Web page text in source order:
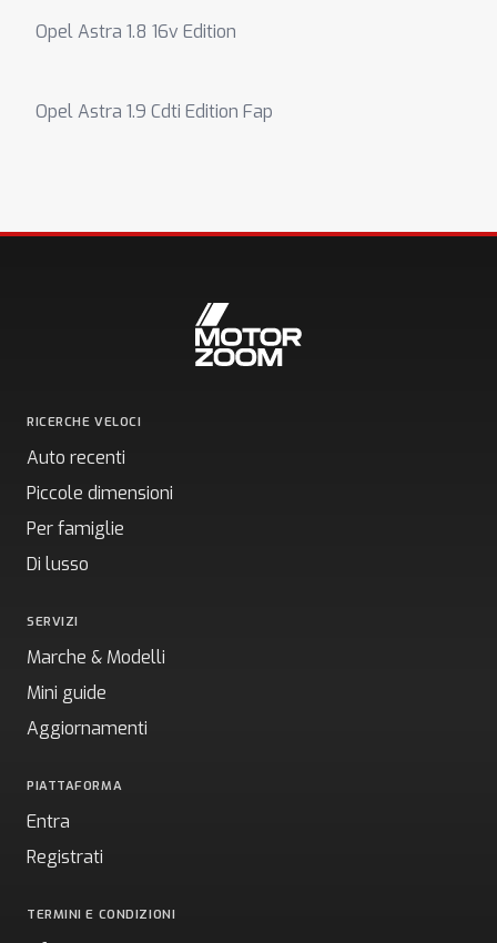
Opel Astra 1.8 16v Edition
Opel Astra 1.9 Cdti Edition Fap
RICERCHE VELOCI
Auto recenti
Piccole dimensioni
Per famiglie
Di lusso
SERVIZI
Marche & Modelli
Mini guide
Aggiornamenti
PIATTAFORMA
Entra
Registrati
TERMINI E CONDIZIONI